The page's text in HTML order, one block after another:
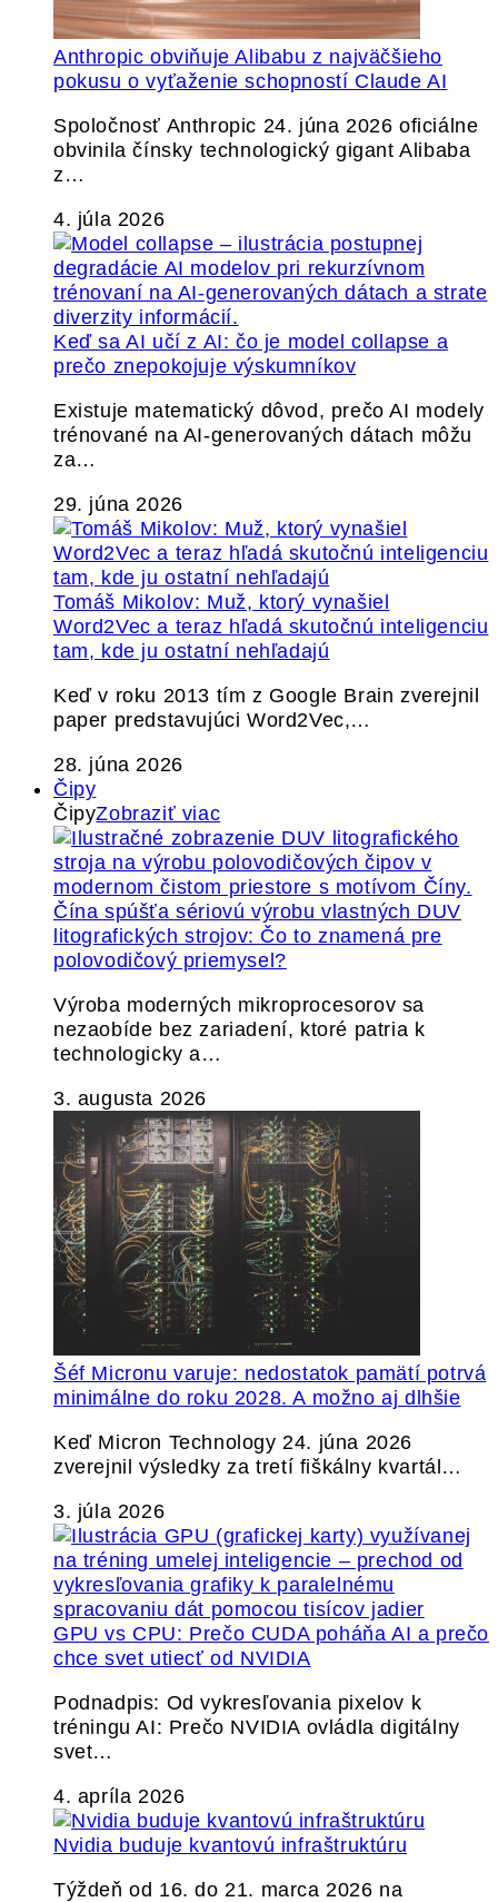
Anthropic obviňuje Alibabu z najväčšieho
pokusu o vyťaženie schopností Claude AI
Spoločnosť Anthropic 24. júna 2026 oficiálne
obvinila čínsky technologický gigant Alibaba
z…
4. júla 2026
Keď sa AI učí z AI: čo je model collapse a
prečo znepokojuje výskumníkov
Existuje matematický dôvod, prečo AI modely
trénované na AI-generovaných dátach môžu
za…
29. júna 2026
Tomáš Mikolov: Muž, ktorý vynašiel
Word2Vec a teraz hľadá skutočnú inteligenciu
tam, kde ju ostatní nehľadajú
Keď v roku 2013 tím z Google Brain zverejnil
paper predstavujúci Word2Vec,…
28. júna 2026
Čipy
ČipyZobraziť viac
Čína spúšťa sériovú výrobu vlastných DUV
litografických strojov: Čo to znamená pre
polovodičový priemysel?
Výroba moderných mikroprocesorov sa
nezaobíde bez zariadení, ktoré patria k
technologicky a…
3. augusta 2026
Šéf Micronu varuje: nedostatok pamätí potrvá
minimálne do roku 2028. A možno aj dlhšie
Keď Micron Technology 24. júna 2026
zverejnil výsledky za tretí fiškálny kvartál…
3. júla 2026
GPU vs CPU: Prečo CUDA poháňa AI a prečo
chce svet utiecť od NVIDIA
Podnadpis: Od vykresľovania pixelov k
tréningu AI: Prečo NVIDIA ovládla digitálny
svet…
4. apríla 2026
Nvidia buduje kvantovú infraštruktúru
Týždeň od 16. do 21. marca 2026 na